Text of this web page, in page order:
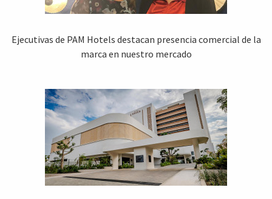
Ejecutivas de PAM Hotels destacan presencia comercial de la
marca en nuestro mercado